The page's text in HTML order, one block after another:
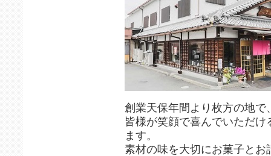
創業天保年間より枚方の地で
皆様が笑顔で喜んでいただ
ます。
素材の味を大切にお菓子とお